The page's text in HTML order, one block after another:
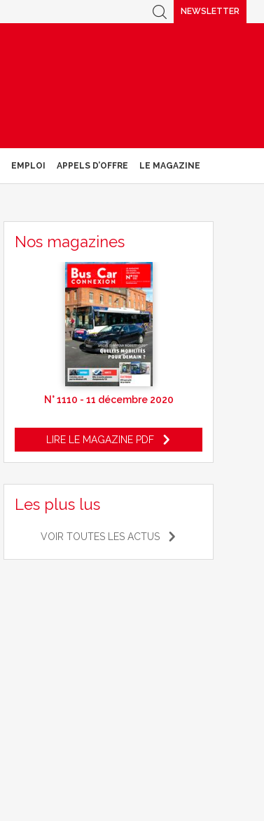
NEWSLETTER
EMPLOI APPELS D’OFFRE LE MAGAZINE
Nos magazines
N° 1110 - 11 décembre 2020
LIRE LE MAGAZINE PDF
Les plus lus
VOIR TOUTES LES ACTUS